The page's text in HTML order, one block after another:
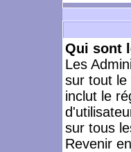
Qui sont
Les
sur tout le
inclut le
sur tous
Revenir